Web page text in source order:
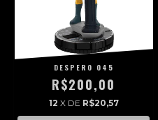
DESPERO 045
R$200,00
12 X DE R$20,57